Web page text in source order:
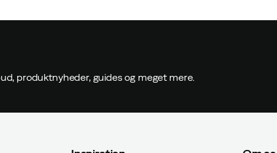
produktnyheder, guides og meget mere.